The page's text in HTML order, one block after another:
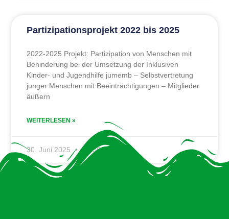
Partizipationsprojekt 2022 bis 2025
2022-2025 Projekt: Partizipation von Menschen mit
Behinderung bei der Umsetzung der Inklusiven
Kinder- und Jugendhilfe jumemb – Selbstvertretung
junger Menschen mit Beeinträchtigungen – Mitglieder
äußern
WEITERLESEN »
30. Juni 2025 16:39